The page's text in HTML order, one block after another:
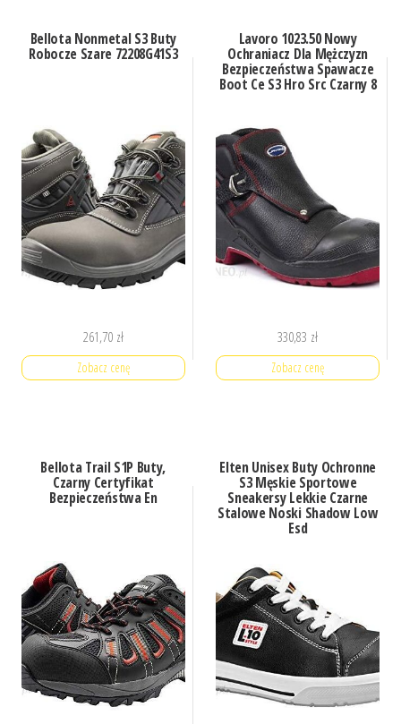
Bellota Nonmetal S3 Buty
Robocze Szare 72208G41S3
261,70 zł
Zobacz cenę
Lavoro 1023.50 Nowy
Ochraniacz Dla Mężczyzn
Bezpieczeństwa Spawacze
Boot Ce S3 Hro Src Czarny 8
330,83 zł
Zobacz cenę
Bellota Trail S1P Buty,
Czarny Certyfikat
Bezpieczeństwa En
Elten Unisex Buty Ochronne
S3 Męskie Sportowe
Sneakersy Lekkie Czarne
Stalowe Noski Shadow Low
Esd